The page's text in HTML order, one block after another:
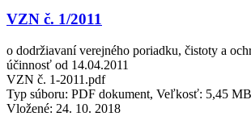
VZN č. 1/2011
o dodržiavaní verejného poriadku, čistoty a
účinnosť od 14.04.2011
VZN č. 1-2011.pdf
Typ súboru: PDF dokument, Veľkosť: 5,45 MB
Vložené: 24. 10. 2018